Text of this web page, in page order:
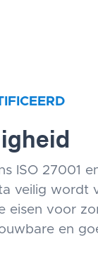
ISO 27001
veilig wordt
eisen voor
en